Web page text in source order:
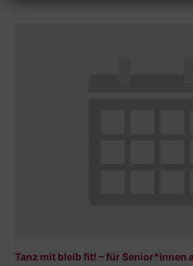
Tanz mit bleib fit! – für Senior*innen